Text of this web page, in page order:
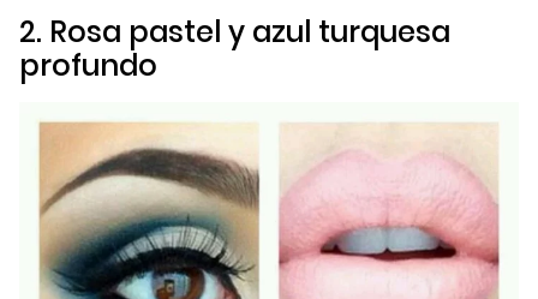
2. Rosa pastel y azul turquesa
profundo